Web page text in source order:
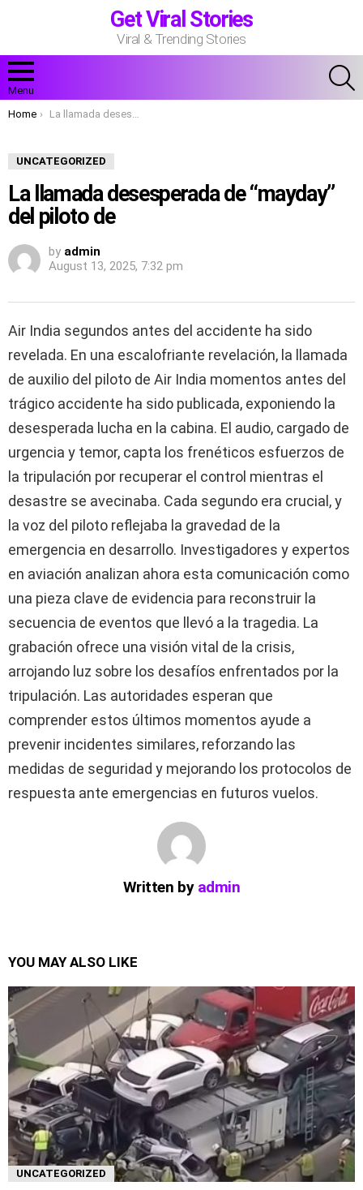
Get Viral Stories
Viral & Trending Stories
Menu
You are here:
Home La llamada desesperada de “mayday” del piloto de
UNCATEGORIZED
La llamada desesperada de “mayday”
del piloto de
by admin
August 13, 2025, 7:32 pm
Air India segundos antes del accidente ha sido
revelada. En una escalofriante revelación, la llamada
de auxilio del piloto de Air India momentos antes del
trágico accidente ha sido publicada, exponiendo la
desesperada lucha en la cabina. El audio, cargado de
urgencia y temor, capta los frenéticos esfuerzos de
la tripulación por recuperar el control mientras el
desastre se avecinaba. Cada segundo era crucial, y
la voz del piloto reflejaba la gravedad de la
emergencia en desarrollo. Investigadores y expertos
en aviación analizan ahora esta comunicación como
una pieza clave de evidencia para reconstruir la
secuencia de eventos que llevó a la tragedia. La
grabación ofrece una visión vital de la crisis,
arrojando luz sobre los desafíos enfrentados por la
tripulación. Las autoridades esperan que
comprender estos últimos momentos ayude a
prevenir incidentes similares, reforzando las
medidas de seguridad y mejorando los protocolos de
respuesta ante emergencias en futuros vuelos.
Written by admin
YOU MAY ALSO LIKE
UNCATEGORIZED